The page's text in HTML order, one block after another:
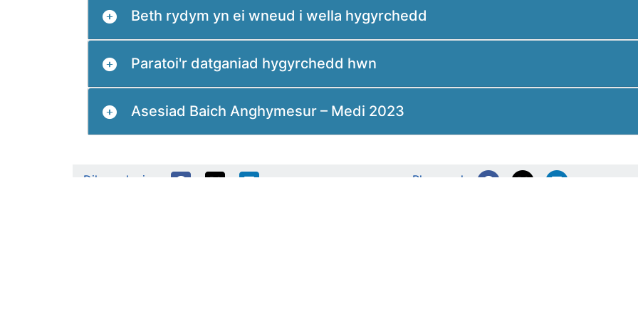
Beth rydym yn ei wneud i wella hygyrchedd
Paratoi'r datganiad hygyrchedd hwn
Asesiad Baich Anghymesur – Medi 2023
Dilynwch ni ar: Rhannwch: